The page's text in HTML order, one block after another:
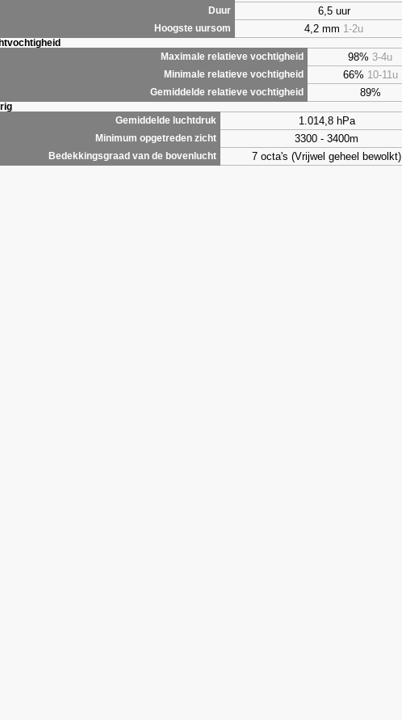
Duur 6,5 uur
Hoogste uursom 4,2 mm 1-2u
Maximale relatieve vochtigheid
98% 3-4u
Minimale relatieve vochtigheid 66% 10-11u
Gemiddelde relatieve vochtigheid 89%
Gemiddelde luchtdruk
1.014,8 hPa
Minimum opgetreden zicht 3300 - 3400m
Bedekkingsgraad van de bovenlucht 7 octa's (Vrijwel geheel bewolkt)